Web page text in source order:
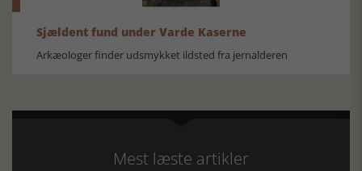
Sjældent fund under Varde Kaserne
Arkæologer finder udsmykket ildsted fra jernalderen
Mest læste artikler